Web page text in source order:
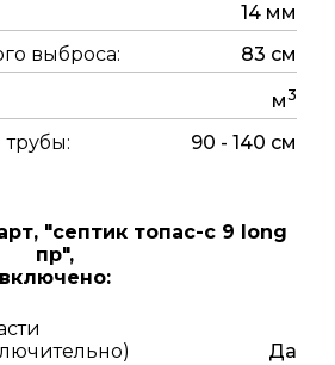
14 мм
выброса:
83 см
м3
трубы: 90 - 140 см
"септик топас-с 9 long
пр",
включено:
Да